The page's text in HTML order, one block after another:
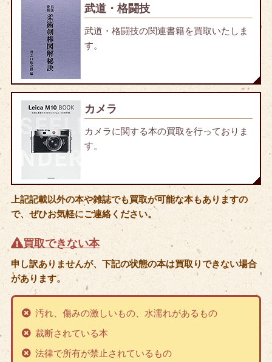
武道・格闘技
武道・格闘技の関連書籍を買取いたしま
す。
カメラ
カメラに関する本の買取を行っておりま
す。
上記記載以外の本や雑誌でも買取が可能な本もありますの
で、ぜひお気軽にご連絡ください。
買取できない本
申し訳ありませんが、下記の状態の本は買取りできない場合
があります。
汚れ、傷みの激しいもの、水濡れがあるもの
裁断されている本
法律で所有が禁止されているもの